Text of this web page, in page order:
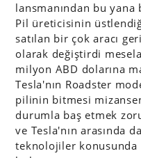
lansmanından bu yana
Pil üreticisinin
satılan bir çok aracı
olarak değiştirdi
milyon ABD dolarına
Tesla'nın Roadster
pilinin bitmesi
durumla baş etmek
ve Tesla'nın arasında
teknolojiler konusunda